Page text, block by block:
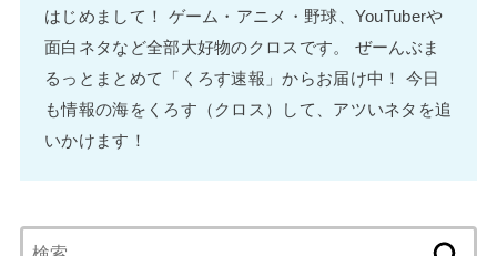
はじめまして！ ゲーム・アニメ・野球、YouTuberや
面白ネタなど全部大好物のクロスです。 ぜーんぶま
るっとまとめて「くろす速報」からお届け中！ 今日
も情報の海をくろす（クロス）して、アツいネタを追
いかけます！